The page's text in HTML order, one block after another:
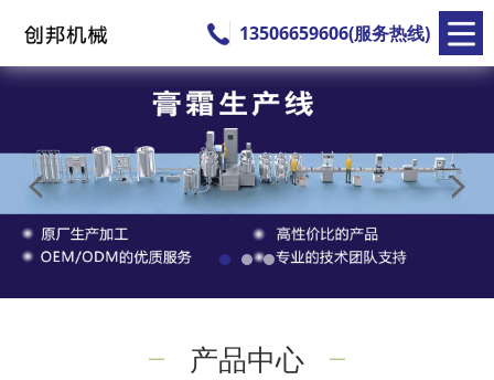
13506659606(服务热线)
产品中心